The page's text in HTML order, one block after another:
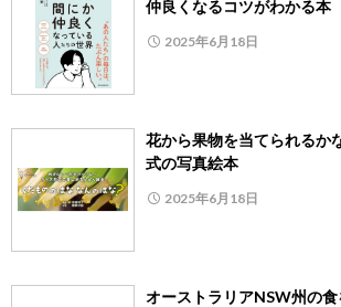
仲良くなるコツがわかる本
2025年6月18日
花から果物を当てられる
式の写真絵本
2025年6月18日
オーストラリアNSW州の